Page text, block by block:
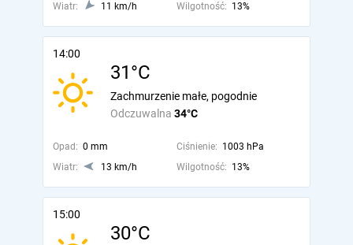
Wiatr:
11 km/h Wilgotność: 13%
14:00
31°C
Odczuwalna 34°C
Zachmurzenie małe, pogodnie
Opad: 0 mm Ciśnienie: 1003 hPa
Wiatr:
13 km/h Wilgotność: 13%
15:00
30°C